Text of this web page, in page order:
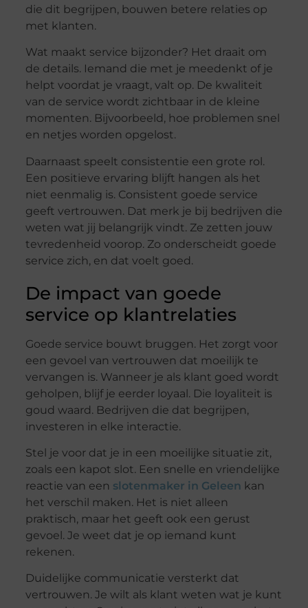
die dit begrijpen, bouwen betere relaties op
met klanten.
Wat maakt service bijzonder? Het draait om
de details. Iemand die met je meedenkt of je
helpt voordat je vraagt, valt op. De kwaliteit
van de service wordt zichtbaar in de kleine
momenten. Bijvoorbeeld, hoe problemen snel
en netjes worden opgelost.
Daarnaast speelt consistentie een grote rol.
Een positieve ervaring blijft hangen als het
niet eenmalig is. Consistent goede service
geeft vertrouwen. Dat merk je bij bedrijven die
weten wat jij belangrijk vindt. Ze zetten jouw
tevredenheid voorop. Zo onderscheidt goede
service zich, en dat voelt goed.
De impact van goede
service op klantrelaties
Goede service bouwt bruggen. Het zorgt voor
een gevoel van vertrouwen dat moeilijk te
vervangen is. Wanneer je als klant goed wordt
geholpen, blijf je eerder loyaal. Die loyaliteit is
goud waard. Bedrijven die dat begrijpen,
investeren in elke interactie.
Stel je voor dat je in een moeilijke situatie zit,
zoals een kapot slot. Een snelle en vriendelijke
reactie van een slotenmaker in Geleen kan
het verschil maken. Het is niet alleen
praktisch, maar het geeft ook een gerust
gevoel. Je weet dat je op iemand kunt
rekenen.
Duidelijke communicatie versterkt dat
vertrouwen. Je wilt als klant weten wat je kunt